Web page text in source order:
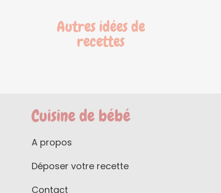
Autres idées de
recettes
A propos
Déposer votre recette
Contact